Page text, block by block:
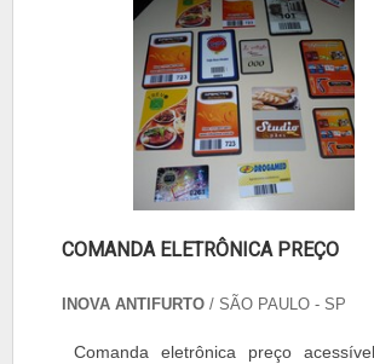
COMANDA ELETRÔNICA PREÇO
INOVA ANTIFURTO / SÃO PAULO - SP
Comanda eletrônica preço